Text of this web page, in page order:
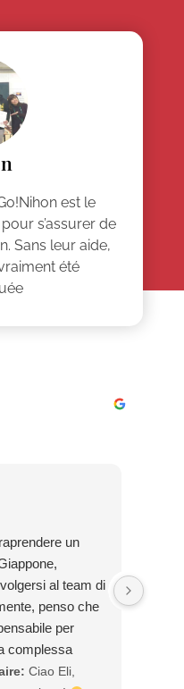
est le
s’assurer de
Sans leur aide,
été
un
al team di
penso che
per
complessa
a questo, vi
Ciao Eli,